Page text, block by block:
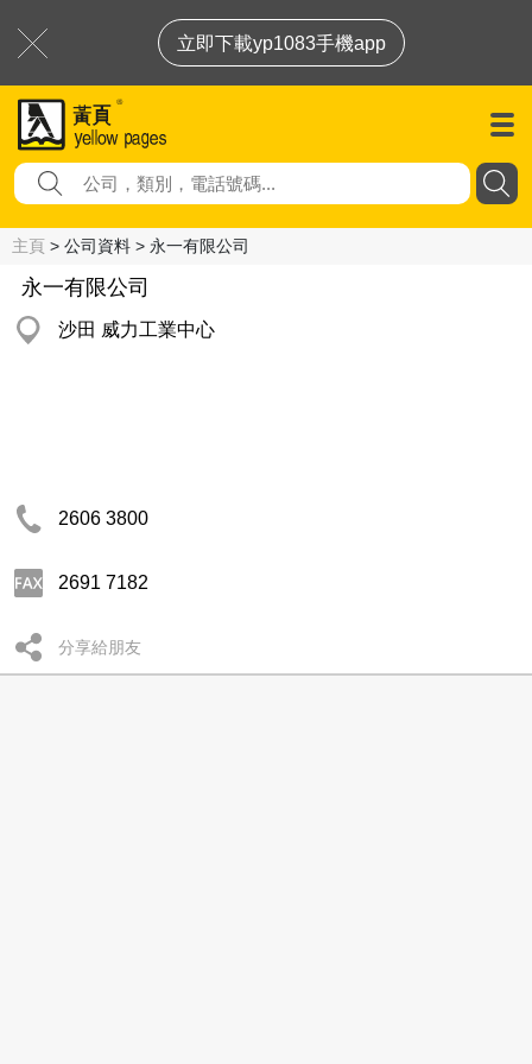
立即下載yp1083手機app
主頁 > 公司資料 > 永一有限公司
永一有限公司
沙田 威力工業中心
2606 3800
2691 7182
分享給朋友